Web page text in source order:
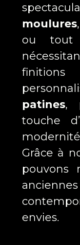
moulures
ou tout
patines,
touche
Grâce à
pouvons
envies.